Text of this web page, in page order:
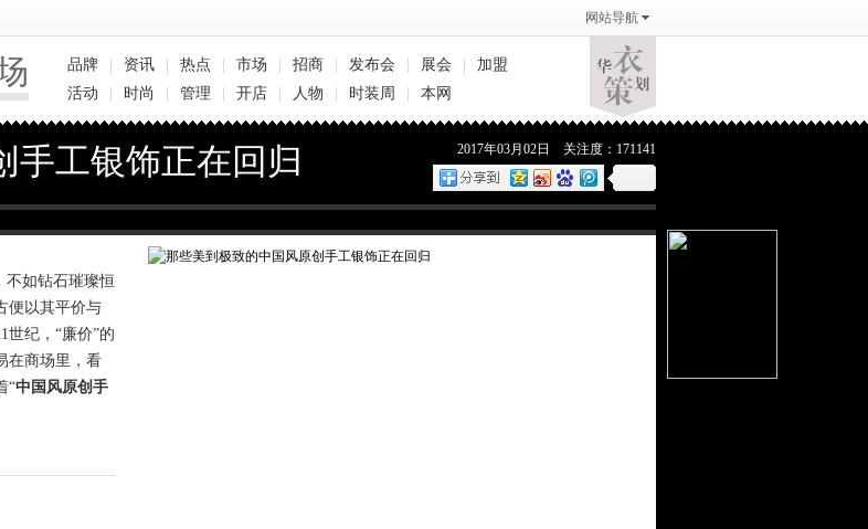
网站导航
品牌 资讯 热点 市场 招商 发布会 展会
加盟
活动
时尚 管理 开店 人物 时装周 本网
手工银饰正在回归 2017年03月02日 关注度：171141
如钻石璀璨恒
便以其平价与
世纪，“廉价”的
在商场里，看
“中国风原创手